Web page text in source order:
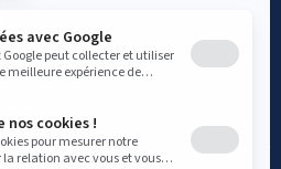
Place to Work® pour 2024-2025